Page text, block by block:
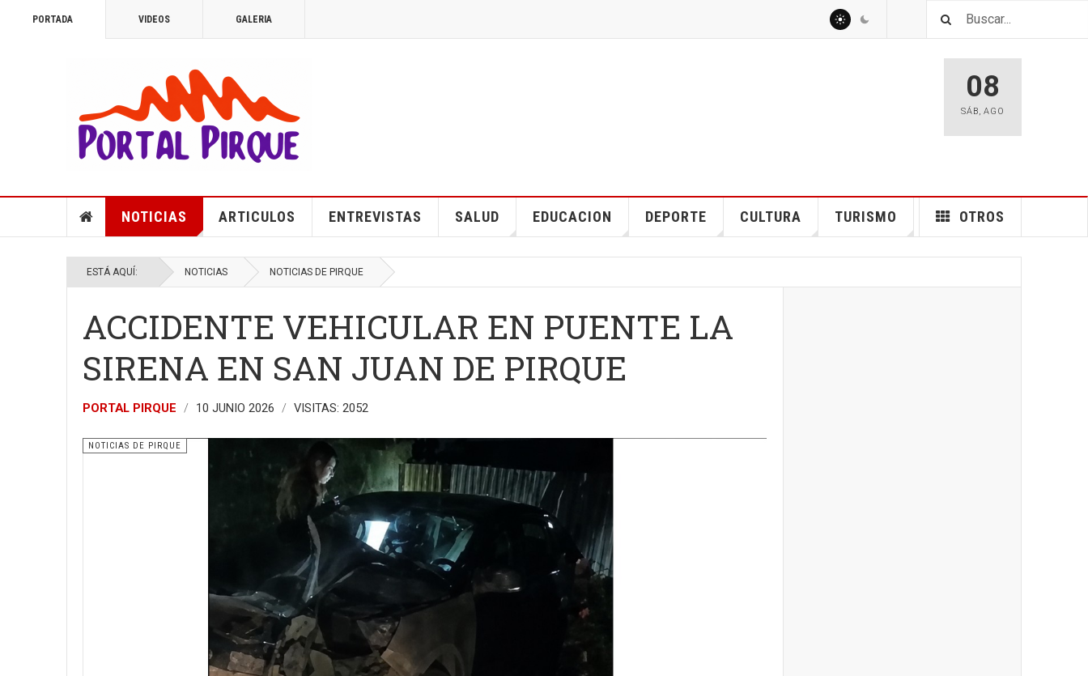
PORTADA VIDEOS GALERIA
08
SÁB, AGO
NOTICIAS ARTICULOS ENTREVISTAS SALUD EDUCACION DEPORTE CULTURA TURISMO OTROS
ESTÁ AQUÍ: NOTICIAS NOTICIAS DE PIRQUE
ACCIDENTE VEHICULAR EN PUENTE LA
SIRENA EN SAN JUAN DE PIRQUE
PORTAL PIRQUE 10 JUNIO 2026 VISITAS: 2052
NOTICIAS DE PIRQUE